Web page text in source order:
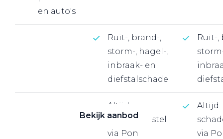
Alle elektrische auto's
Bekijk aanbod
en auto's
Ruit-, brand-,
storm-, hagel-,
inbraak- en
diefstalschade
Ruit-,
Altijd
schadeherstel
via Pon
Altijd
via